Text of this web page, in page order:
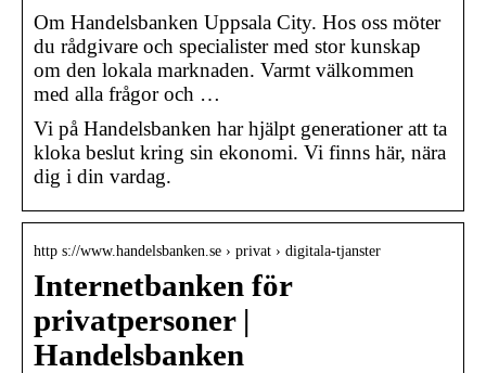
Om Handelsbanken Uppsala City. Hos oss möter
du rådgivare och specialister med stor kunskap
om den lokala marknaden. Varmt välkommen
med alla frågor och …
Vi på Handelsbanken har hjälpt generationer att ta
kloka beslut kring sin ekonomi. Vi finns här, nära
dig i din vardag.
http s://www.handelsbanken.se › privat › digitala-tjanster
Internetbanken för
privatpersoner |
Handelsbanken